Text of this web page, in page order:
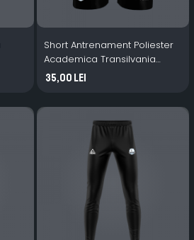
Short Antrenament Poliester
Academica Transilvania
Negru
35,00 Lei